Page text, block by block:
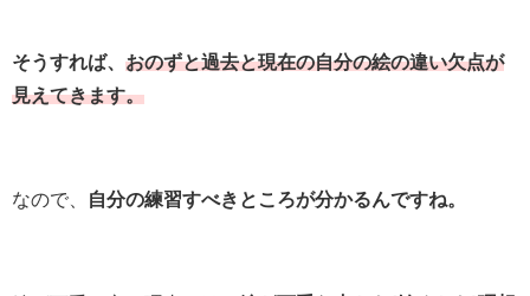
そうすれば、 おのずと過去と現在の自分の絵の違い欠点が
見えてきます。
なので、 自分の練習すべきところが分かるんですね。